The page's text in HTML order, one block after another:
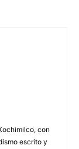
con
escrito y